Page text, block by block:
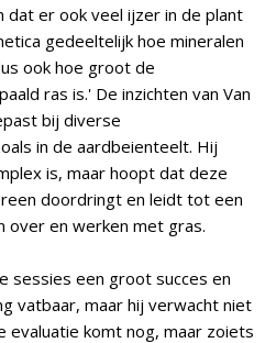
er ook veel ijzer in de plant
gedeeltelijk hoe mineralen
ook hoe groot de
ras is.' De inzichten van Van
bij diverse
in de aardbeienteelt. Hij
is, maar hoopt dat deze
doordringt en leidt tot een
over en werken met gras.
sessies een groot succes en
vatbaar, maar hij verwacht niet
evaluatie komt nog, maar zoiets